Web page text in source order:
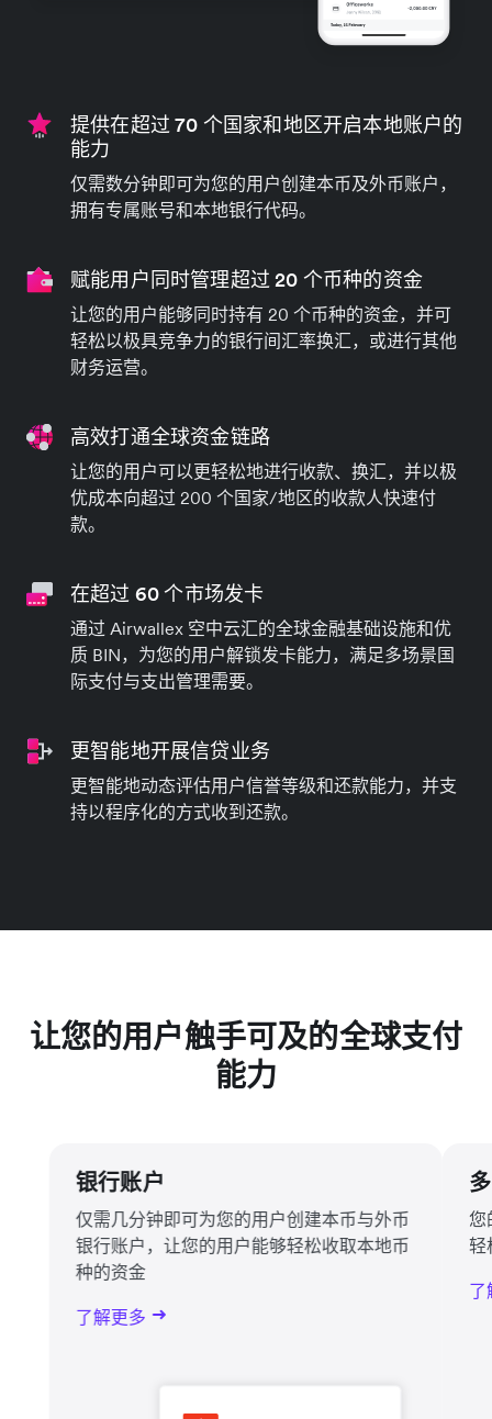
提供在超过 70 个国家和地区开启本地账户的
能力
仅需数分钟即可为您的用户创建本币及外币账户，
拥有专属账号和本地银行代码。
赋能用户同时管理超过 20 个币种的资金
让您的用户能够同时持有 20 个币种的资金，并可
轻松以极具竞争力的银行间汇率换汇，或进行其他
财务运营。
高效打通全球资金链路
让您的用户可以更轻松地进行收款、换汇，并以极
优成本向超过 200 个国家/地区的收款人快速付
款。
在超过 60 个市场发卡
通过 Airwallex 空中云汇的全球金融基础设施和优
质 BIN，为您的用户解锁发卡能力，满足多场景国
际支付与支出管理需要。
更智能地开展信贷业务
更智能地动态评估用户信誉等级和还款能力，并支
持以程序化的方式收到还款。
让您的用户触手可及的全球支付
能力
银行账户
仅需几分钟即可为您的用户创建本币与外币
银行账户，让您的用户能够轻松收取本地币
种的资金
了解更多
您
轻
了